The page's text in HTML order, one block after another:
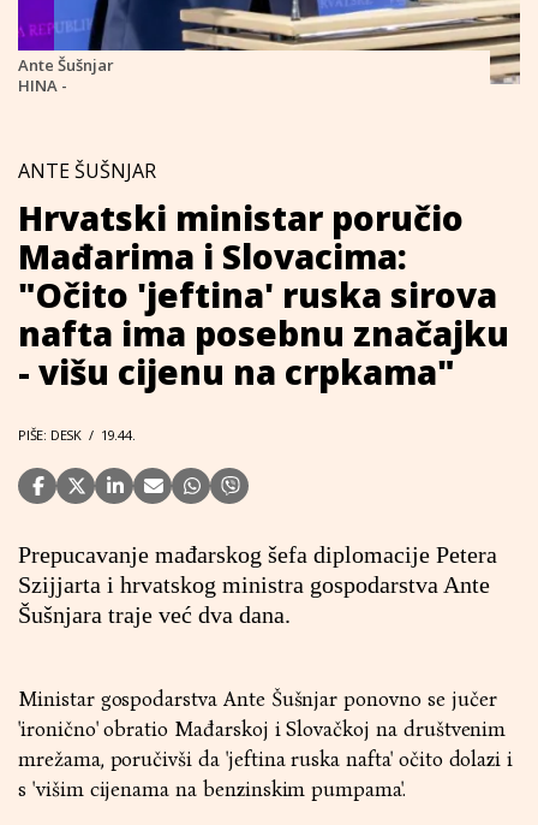
Ante Šušnjar
HINA -
ANTE ŠUŠNJAR
Hrvatski ministar poručio
Mađarima i Slovacima:
"Očito 'jeftina' ruska sirova
nafta ima posebnu značajku
- višu cijenu na crpkama"
PIŠE: DESK / 19.44.
Prepucavanje mađarskog šefa diplomacije Petera
Szijjarta i hrvatskog ministra gospodarstva Ante
Šušnjara traje već dva dana.
Ministar gospodarstva Ante Šušnjar ponovno se jučer
'ironično' obratio Mađarskoj i Slovačkoj na društvenim
mrežama, poručivši da 'jeftina ruska nafta' očito dolazi i
s 'višim cijenama na benzinskim pumpama'.